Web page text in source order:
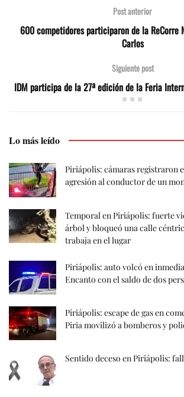
Post anterior
600 competidores participaron de la ReCorre
Carlos
Siguiente post
IDM participa de la 27ª edición de la Feria
Lo más leído
Piriápolis: cámaras registraron
agresión al conductor de un
Temporal en Piriápolis: fuerte
árbol y bloqueó una calle
trabaja en el lugar
Piriápolis: auto volcó en
Encanto con el saldo de dos
Piriápolis: escape de gas en
Piria movilizó a bomberos y
Sentido deceso en Piriápolis: